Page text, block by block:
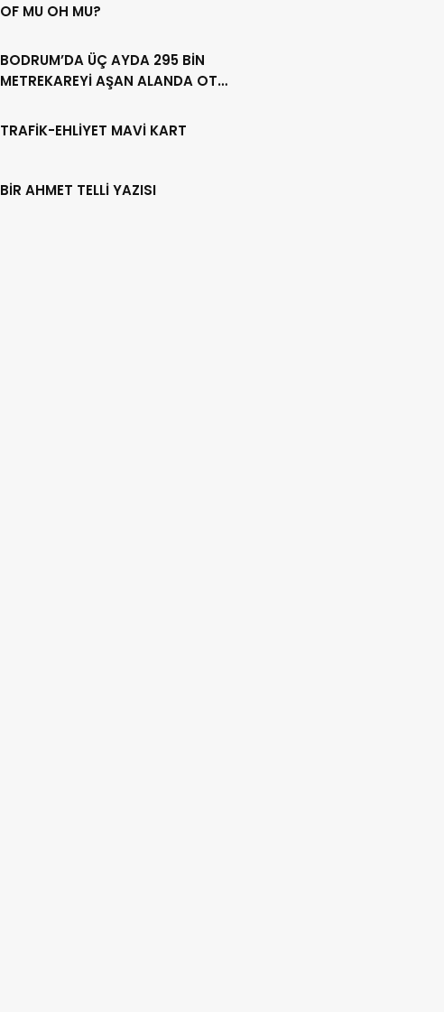
OF MU OH MU?
BODRUM’DA ÜÇ AYDA 295 BİN
METREKAREYİ AŞAN ALANDA OT
TRAFİK-EHLİYET MAVİ KART
BİR AHMET TELLİ YAZISI